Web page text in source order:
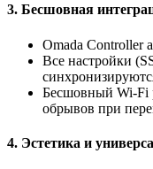
3. Бесшовная
Omada Controller
Все настройки
Бесшовный Wi-Fi
обрывов при
4. Эстетика и